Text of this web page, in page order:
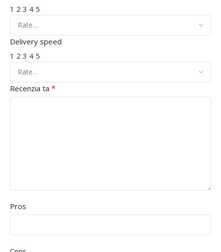
1 2 3 4 5
Delivery speed
1 2 3 4 5
Recenzia ta *
Pros